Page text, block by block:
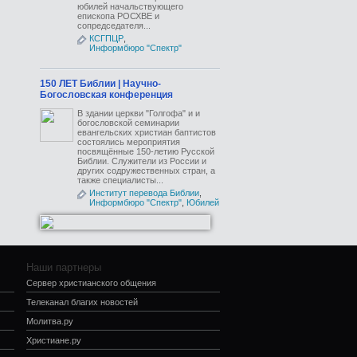
юбилей начальствующего
епископа РОСХВЕ и
сопредседателя...
КСГПЦР
Информбюро "Спектр"
150 ЛЕТ Библии | Научно-
Богословская конференция
В здании церкви "Голгофа" и и
богословской семинарии
евангельских христиан баптистов
состоялись мероприятия
посвящённые 150-летию Русской
Библии. Служители из России и
других содружественных стран, а
также специалисты...
Институт перевода Библии
Информбюро "Спектр" Юбилей
Наши партнеры
Сервер христианского общения
Телеканал благих новостей
Молитва.ру
Христиане.ру